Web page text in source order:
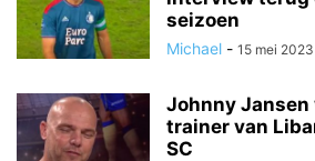
seizoen
Michael - 15 mei 2023
Johnny
trainer van
SC